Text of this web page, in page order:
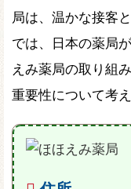
局は、温かな接客
では、日本の薬局
えみ薬局の取り組
重要性について考